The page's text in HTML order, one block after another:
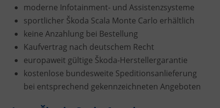
moderne Infotainment- und Assistenzsysteme
sportlicher Škoda Scala Monte Carlo erhältlich
keine Anzahlung bei Bestellung
Kaufvertrag nach deutschem Recht
europaweit gültige Škoda-Herstellergarantie
kostenlose bundesweite Speditionsanlieferung
bei entsprechend gekennzeichneten Angeboten